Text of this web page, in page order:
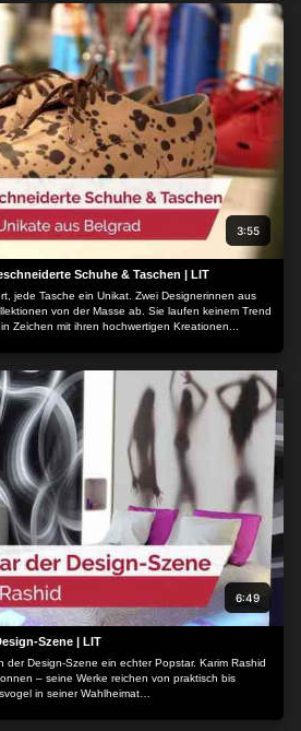
3:55
Schuhe & Taschen | LIT
jede Tasche ein Unikat. Zwei Designerinnen aus
von der Masse ab. Sie laufen keinem Trend
Zeichen mit ihren hochwertigen Kreationen...
6:49
Szene | LIT
der Design-Szene ein echter Popstar. Karim Rashid
– seine Werke reichen von praktisch bis
in seiner Wahlheimat…